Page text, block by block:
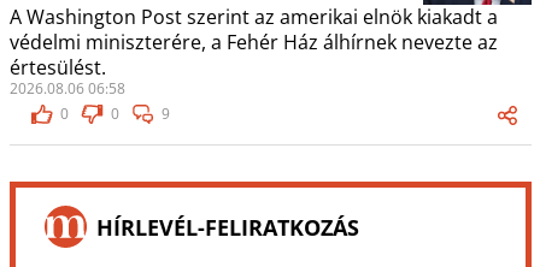
A Washington Post szerint az amerikai elnök kiakadt a
védelmi miniszterére, a Fehér Ház álhírnek nevezte az
értesülést.
2026.08.06 06:58
0
0 9
HÍRLEVÉL-FELIRATKOZÁS